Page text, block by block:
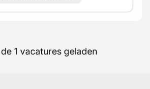
1 vacatures geladen